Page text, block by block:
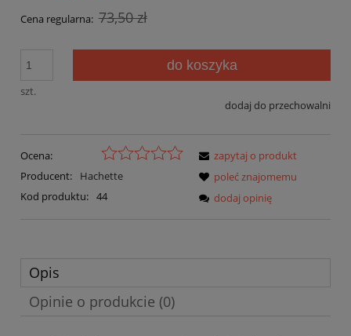
Cena regularna: 73,50 zł
szt.
do koszyka
dodaj do przechowalni
Ocena:
Producent:
Hachette
Kod produktu: 44
zapytaj o produkt
poleć znajomemu
dodaj opinię
Opis
Opinie o produkcie (0)